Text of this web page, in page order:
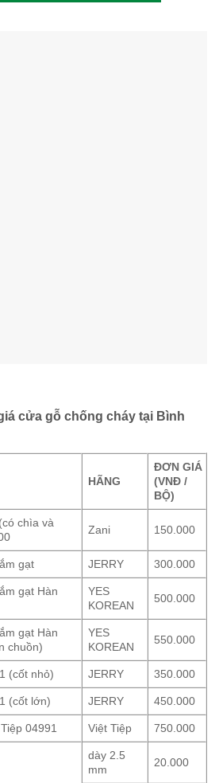
cửa gỗ chống cháy tại Bình
HÃNG
ĐƠN GIÁ
(VNĐ /
BỘ)
chìa và
Zani 150.000
gạt JERRY 300.000
gạt Hàn
YES
KOREAN
500.000
gạt Hàn
chuồn)
YES
KOREAN
550.000
(cốt nhỏ) JERRY 350.000
(cốt lớn) JERRY 450.000
04991 Việt Tiệp 750.000
dày 2.5
mm
20.000